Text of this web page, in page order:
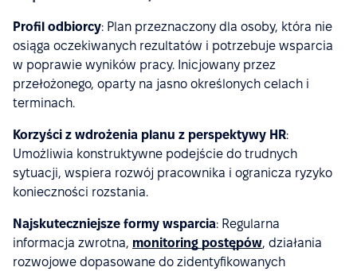
Profil odbiorcy: Plan przeznaczony dla osoby, która nie
osiąga oczekiwanych rezultatów i potrzebuje wsparcia
w poprawie wyników pracy. Inicjowany przez
przełożonego, oparty na jasno określonych celach i
terminach.
Korzyści z wdrożenia planu z perspektywy HR:
Umożliwia konstruktywne podejście do trudnych
sytuacji, wspiera rozwój pracownika i ogranicza ryzyko
konieczności rozstania.
Najskuteczniejsze formy wsparcia: Regularna
informacja zwrotna, monitoring postępów, działania
rozwojowe dopasowane do zidentyfikowanych